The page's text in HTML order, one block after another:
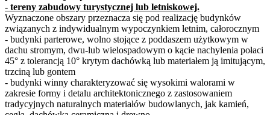
- tereny zabudowy turystycznej lub letniskowej.
Wyznaczone obszary przeznacza się pod realizację budynków
związanych z indywidualnym wypoczynkiem letnim, całorocznym
- budynki parterowe, wolno stojące z poddaszem użytkowym w
dachu stromym, dwu-lub wielospadowym o kącie nachylenia połaci
45° z tolerancją 10° krytym dachówką lub materiałem ją imitującym,
trzciną lub gontem
- budynki winny charakteryzować się wysokimi walorami w
zakresie formy i detalu architektonicznego z zastosowaniem
tradycyjnych naturalnych materiałów budowlanych, jak kamień,